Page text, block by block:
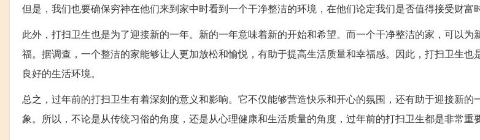
但是，我们也要确保穷神在他们来到家中时看到一个干净整洁的环境，在他们论定我们是否值得接受财富
此外，打扫卫生也是为了迎接新的一年。新的一年意味着新的开始和希望。而一个干净整洁的家，可以为
福。据调查，一个整洁的家能够让人更加放松和愉悦，有助于提高生活质量和幸福感。因此，打扫卫生也
良好的生活环境。
总之，过年前的打扫卫生有着深刻的意义和影响。它不仅能够营造快乐和开心的氛围，还有助于迎接新的
象。所以，不论是从传统习俗的角度，还是从心理健康和生活质量的角度，过年前的打扫卫生都是非常重要